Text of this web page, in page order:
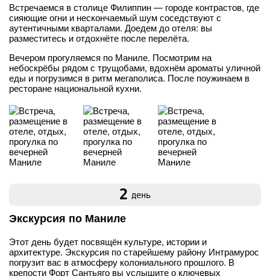
Встречаемся в столице Филиппин — городе контрастов, где
сияющие огни и нескончаемый шум соседствуют с
аутентичными кварталами. Доедем до отеля: вы
разместитесь и отдохнёте после перелёта.
Вечером прогуляемся по Маниле. Посмотрим на
небоскрёбы рядом с трущобами, вдохнём ароматы уличной
еды и погрузимся в ритм мегаполиса. После поужинаем в
ресторане национальной кухни.
2 день
Экскурсия по Маниле
Этот день будет посвящён культуре, истории и
архитектуре. Экскурсия по старейшему району Интрамурос
погрузит вас в атмосферу колониального прошлого. В
крепости Форт Сантьяго вы услышите о ключевых